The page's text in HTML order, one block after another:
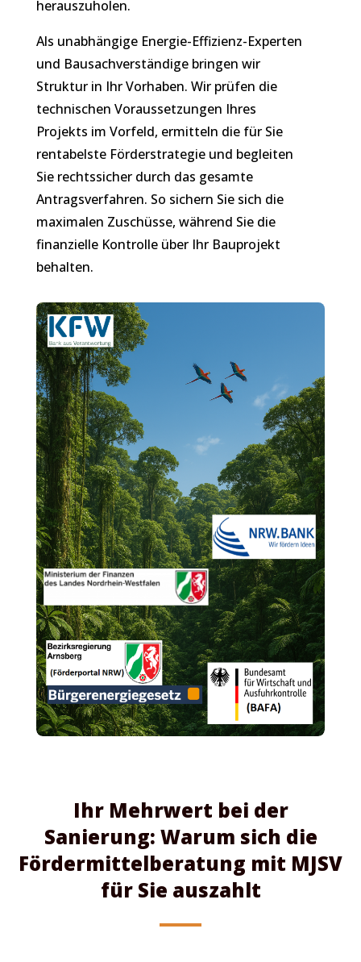
herauszuholen.
Als unabhängige Energie-Effizienz-Experten
und Bausachverständige bringen wir
Struktur in Ihr Vorhaben. Wir prüfen die
technischen Voraussetzungen Ihres
Projekts im Vorfeld, ermitteln die für Sie
rentabelste Förderstrategie und begleiten
Sie rechtssicher durch das gesamte
Antragsverfahren. So sichern Sie sich die
maximalen Zuschüsse, während Sie die
finanzielle Kontrolle über Ihr Bauprojekt
behalten.
Ihr Mehrwert bei der
Sanierung: Warum sich die
Fördermittelberatung mit MJSV
für Sie auszahlt